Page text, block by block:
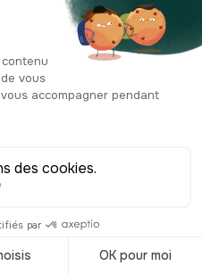
de
:
conseils